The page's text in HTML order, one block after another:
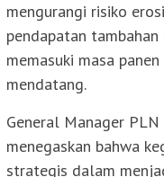
mengurangi risiko
pendapatan
memasuki masa
mendatang.
General Manager PLN
menegaskan bahwa
strategis dalam